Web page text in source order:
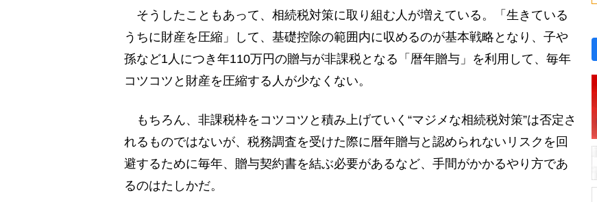
そうしたこともあって、相続税対策に取り組む人が増えている。「生きている
うちに財産を圧縮」して、基礎控除の範囲内に収めるのが基本戦略となり、子や
孫など1人につき年110万円の贈与が非課税となる「暦年贈与」を利用して、毎年
コツコツと財産を圧縮する人が少なくない。
もちろん、非課税枠をコツコツと積み上げていく“マジメな相続税対策”は否定さ
れるものではないが、税務調査を受けた際に暦年贈与と認められないリスクを回
避するために毎年、贈与契約書を結ぶ必要があるなど、手間がかかるやり方であ
るのはたしかだ。